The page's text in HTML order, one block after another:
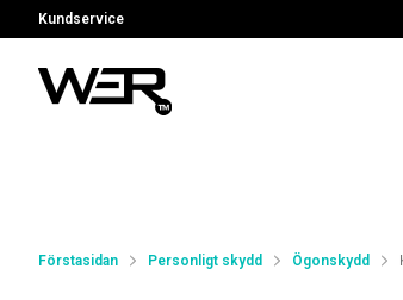
Kundservice
Förstasidan Personligt skydd Ögonskydd